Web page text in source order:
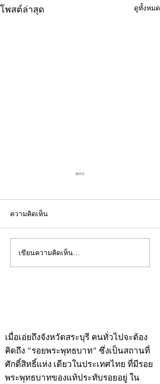
โพสต์ล่าสุด ดูทั้งหมด
คอลัมน์"จับชีพจรวงการ
พระ"ประจำพุธที่ 29
ความคิดเห็น
เขียนความคิดเห็น…
เมื่อเอ่ยถึงจังหวัดสระบุรี คนทั่วไปจะต้อง
คิดถึง “รอยพระพุทธบาท” ซึ่งเป็นสถานที่
ศักดิ์สิทธิ์แห่ง เดียวในประเทศไทย ที่มีรอย
พระพุทธบาทของแท้ประทับรอยอยู่ ใน